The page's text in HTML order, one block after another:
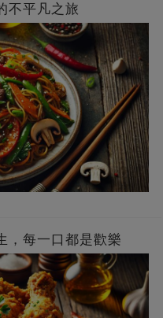
平凡之旅
每一口都是歡樂